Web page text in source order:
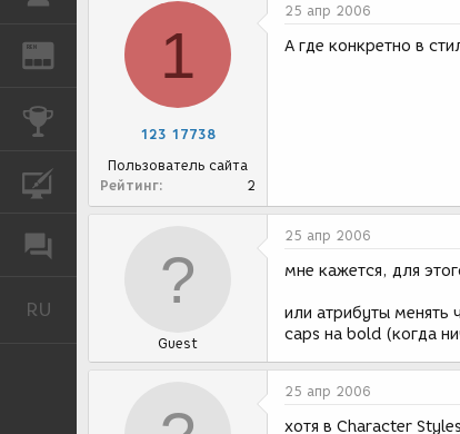
REN ЖУРНАЛ
КУРСЫ
RU
1
123 17738
Пользователь сайта
Рейтинг
2
25 апр 2006
А где конкретно в
Guest
25 апр 2006
мне кажется, для
или атрибуты менять
caps на bold (когда
25 апр 2006
хотя в Character